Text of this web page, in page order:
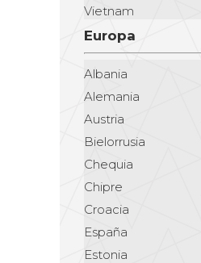
Vietnam
Europa
Albania
Alemania
Austria
Bielorrusia
Chequia
Chipre
Croacia
España
Estonia